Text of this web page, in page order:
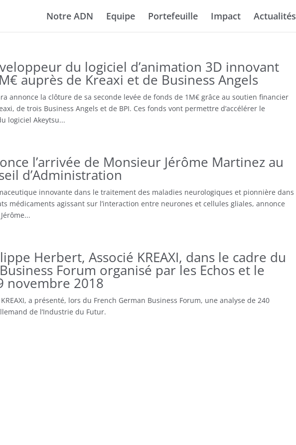
Notre ADN Equipe Portefeuille Impact Actualités
du logiciel d’animation 3D innovant
auprès de Kreaxi et de Business Angels
annonce la clôture de sa seconde levée de fonds de 1M€ grâce au soutien financier
de trois Business Angels et de BPI. Ces fonds vont permettre d’accélérer le
logiciel Akeytsu...
l’arrivée de Monsieur Jérôme Martinez au
d’Administration
innovante dans le traitement des maladies neurologiques et pionnière dans
médicaments agissant sur l’interaction entre neurones et cellules gliales, annonce
Herbert, Associé KREAXI, dans le cadre du
Forum organisé par les Echos et le
novembre 2018
KREAXI, a présenté, lors du French German Business Forum, une analyse de 240
de l’Industrie du Futur.